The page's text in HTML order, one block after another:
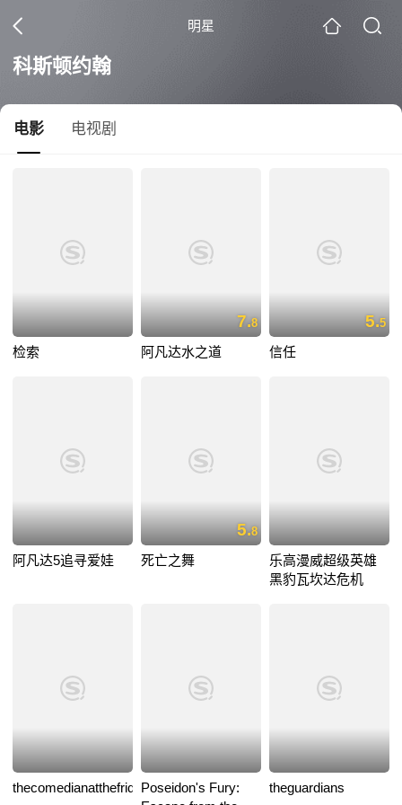
明星
科斯顿约翰
电影 电视剧
检索
7.8
阿凡达水之道
5.5
信任
阿凡达5追寻爱娃
5.8
死亡之舞
乐高漫威超级英雄
黑豹瓦坎达危机
thecomedianatthefridayPoseidon's Fury:
theguardians